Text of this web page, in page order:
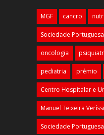
MGF cancro
Sociedade
oncologia
pediatria prémio
Centro Hospitalar e
Manuel Teixeira
Sociedade